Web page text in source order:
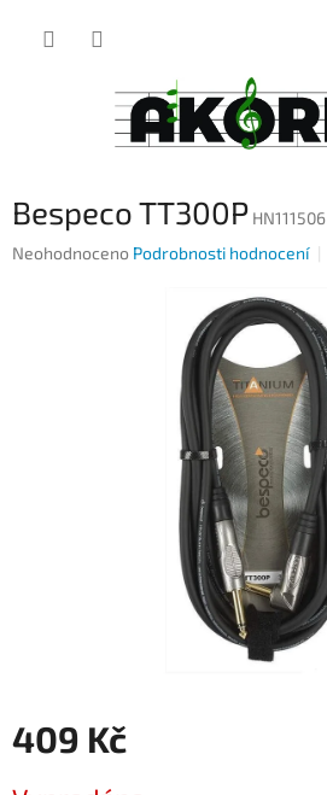
Bespeco TT300P HN111506
Průměrné
Neohodnoceno Podrobnosti hodnocení
409 Kč